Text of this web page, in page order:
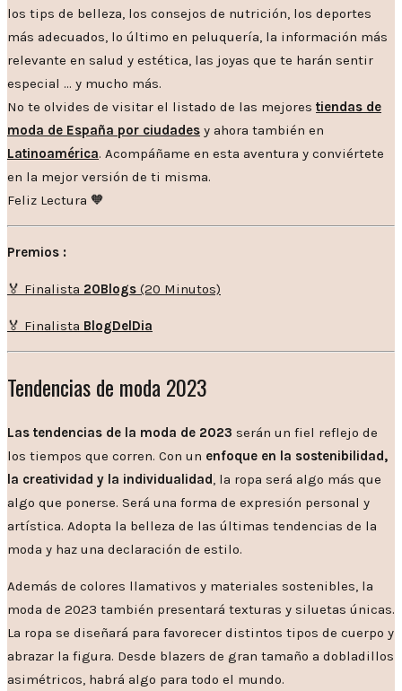
los tips de belleza, los consejos de nutrición, los deportes
más adecuados, lo último en peluquería, la información más
relevante en salud y estética, las joyas que te harán sentir
especial … y mucho más.
No te olvides de visitar el listado de las mejores tiendas de
moda de España por ciudades y ahora también en
Latinoamérica. Acompáñame en esta aventura y conviértete
en la mejor versión de ti misma.
Feliz Lectura 🧡
Premios :
🏅 Finalista 20Blogs (20 Minutos)
🏅 Finalista BlogDelDia
Tendencias de moda 2023
Las tendencias de la moda de 2023 serán un fiel reflejo de
los tiempos que corren. Con un enfoque en la sostenibilidad,
la creatividad y la individualidad, la ropa será algo más que
algo que ponerse. Será una forma de expresión personal y
artística. Adopta la belleza de las últimas tendencias de la
moda y haz una declaración de estilo.
Además de colores llamativos y materiales sostenibles, la
moda de 2023 también presentará texturas y siluetas únicas.
La ropa se diseñará para favorecer distintos tipos de cuerpo y
abrazar la figura. Desde blazers de gran tamaño a dobladillos
asimétricos, habrá algo para todo el mundo.